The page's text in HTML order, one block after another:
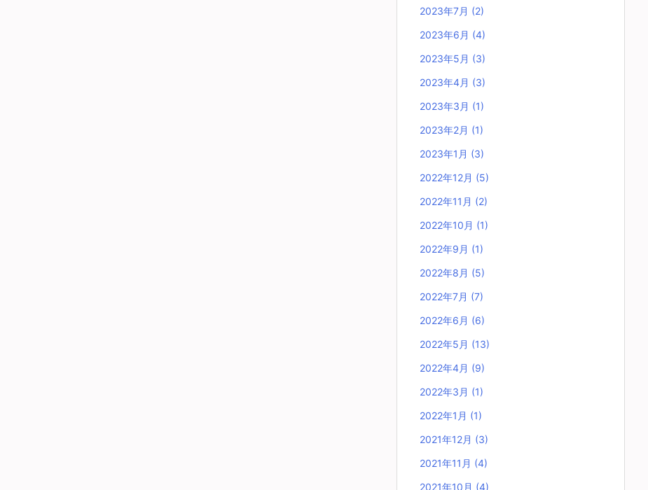
2023年7月 (2)
2023年6月 (4)
2023年5月 (3)
2023年4月 (3)
2023年3月 (1)
2023年2月 (1)
2023年1月 (3)
2022年12月 (5)
2022年11月 (2)
2022年10月 (1)
2022年9月 (1)
2022年8月 (5)
2022年7月 (7)
2022年6月 (6)
2022年5月 (13)
2022年4月 (9)
2022年3月 (1)
2022年1月 (1)
2021年12月 (3)
2021年11月 (4)
2021年10月 (4)